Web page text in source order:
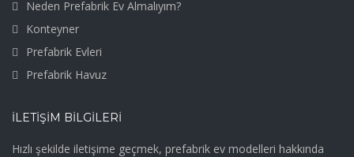
Neden Prefabrik Ev Almalıyım?
Konteyner
Prefabrik Evleri
Prefabrik Havuz
İLETIŞIM BILGILERI
Hızlı şekilde iletişime geçmek, prefabrik ev modelleri hakkında